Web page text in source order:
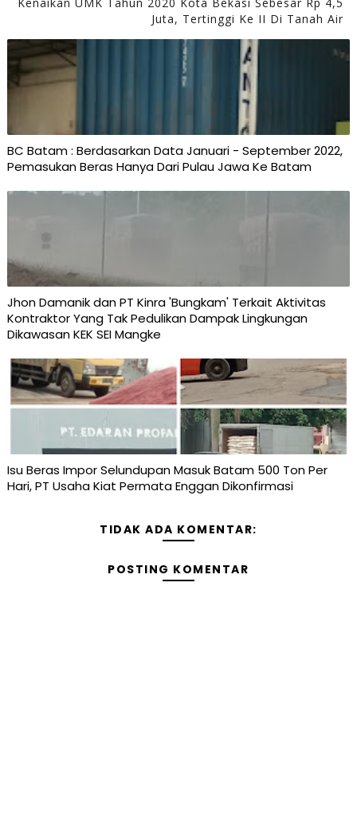
Juta, Tertinggi Ke II Di Tanah Air
BC Batam : Berdasarkan Data Januari - September 2022,
Pemasukan Beras Hanya Dari Pulau Jawa Ke Batam
Jhon Damanik dan PT Kinra 'Bungkam' Terkait Aktivitas
Kontraktor Yang Tak Pedulikan Dampak Lingkungan
Dikawasan KEK SEI Mangke
Isu Beras Impor Selundupan Masuk Batam 500 Ton Per
Hari, PT Usaha Kiat Permata Enggan Dikonfirmasi
TIDAK ADA KOMENTAR:
POSTING KOMENTAR